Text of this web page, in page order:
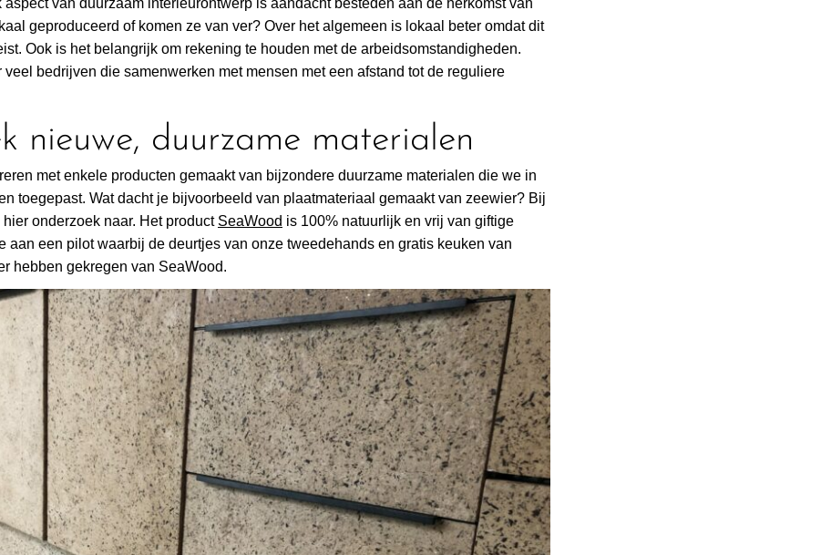
van duurzaam interieurontwerp is aandacht besteden aan de herkomst van
geproduceerd of komen ze van ver? Over het algemeen is lokaal beter omdat dit
Ook is het belangrijk om rekening te houden met de arbeidsomstandigheden.
bedrijven die samenwerken met mensen met een afstand tot de reguliere
nieuwe, duurzame materialen
met enkele producten gemaakt van bijzondere duurzame materialen die we in
toegepast. Wat dacht je bijvoorbeeld van plaatmateriaal gemaakt van zeewier? Bij
onderzoek naar. Het product SeaWood is 100% natuurlijk en vrij van giftige
aan een pilot waarbij de deurtjes van onze tweedehands en gratis keuken van
hebben gekregen van SeaWood.